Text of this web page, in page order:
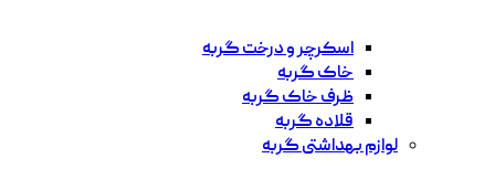
اسکرچر و درخت گربه
خاک گربه
ظرف خاک گربه
قلاده گربه
لوازم بهداشتی گربه